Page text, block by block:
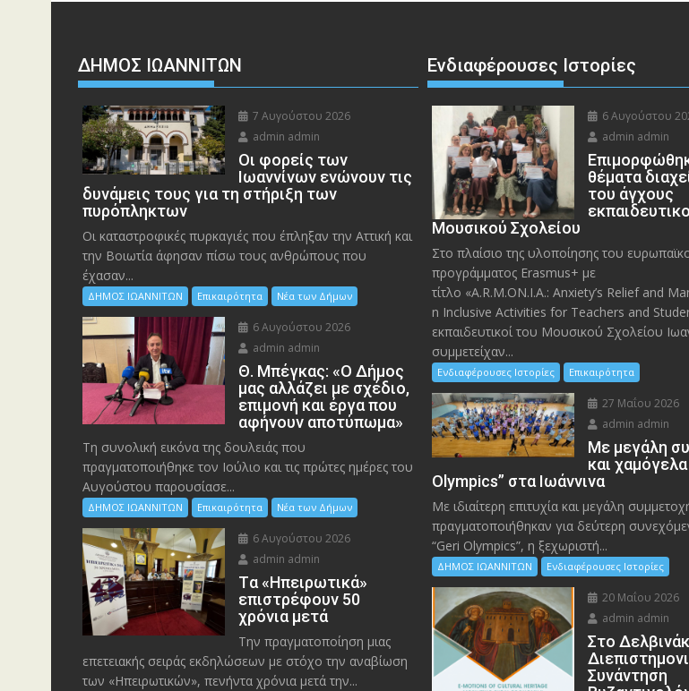
ΔΗΜΟΣ ΙΩΑΝΝΙΤΩΝ
7 Αυγούστου 2026
admin admin
Οι φορείς των
Ιωαννίνων ενώνουν τις
δυνάμεις τους για τη στήριξη των
πυρόπληκτων
Οι καταστροφικές πυρκαγιές που έπληξαν την Αττική και
την Bοιωτία άφησαν πίσω τους ανθρώπους που
έχασαν...
ΔΗΜΟΣ ΙΩΑΝΝΙΤΩΝ Επικαιρότητα Νέα των Δήμων
6 Αυγούστου 2026
admin admin
Θ. Μπέγκας: «Ο Δήμος
μας αλλάζει με σχέδιο,
επιμονή και έργα που
αφήνουν αποτύπωμα»
Τη συνολική εικόνα της δουλειάς που
πραγματοποιήθηκε τον Ιούλιο και τις πρώτες ημέρες του
Αυγούστου παρουσίασε...
ΔΗΜΟΣ ΙΩΑΝΝΙΤΩΝ Επικαιρότητα Νέα των Δήμων
6 Αυγούστου 2026
admin admin
Tα «Ηπειρωτικά»
επιστρέφουν 50
χρόνια μετά
Την πραγματοποίηση μιας
επετειακής σειράς εκδηλώσεων με στόχο την αναβίωση
των «Ηπειρωτικών», πενήντα χρόνια μετά την...
Ενδιαφέρουσες Ιστορίες
6 Αυγούστου
admin admin
θέματα
του άγχους
Μουσικού Σχολείου
Στο πλαίσιο της υλοποίησης του
προγράμματος Erasmus+ με
τίτλο «A.R.M.ON.I.A.: Anxiety’s Relief and
n Inclusive Activities for Teachers and
εκπαιδευτικοί του Μουσικού Σχολείου
συμμετείχαν...
Ενδιαφέρουσες Ιστορίες Επικαιρότητα
27 Μαΐου 2026
admin admin
Με μεγάλη
και
Olympics” στα Ιωάννινα
Με ιδιαίτερη επιτυχία και μεγάλη
πραγματοποιήθηκαν για δεύτερη
“Geri Olympics”, η ξεχωριστή...
ΔΗΜΟΣ ΙΩΑΝΝΙΤΩΝ Ενδιαφέρουσες Ιστορίες
20 Μαΐου 2026
admin admin
Στο
Συνάντηση